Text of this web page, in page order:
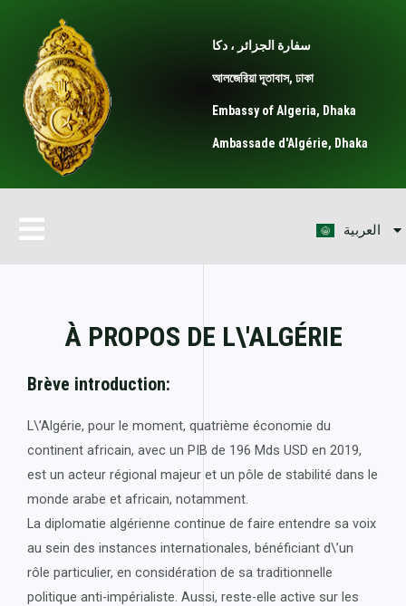
content
سفارة الجزائر ، دكا
আলজেরিয়া দূতাবাস, ঢাকা
Embassy of Algeria, Dhaka
Ambassade d'Algérie, Dhaka
Menu
العربية
English
À PROPOS DE L\'ALGÉRIE
Brève introduction:
L\’Algérie, pour le moment, quatrième économie du
continent africain, avec un PIB de 196 Mds USD en 2019,
est un acteur régional majeur et un pôle de stabilité dans le
monde arabe et africain, notamment.
La diplomatie algérienne continue de faire entendre sa voix
au sein des instances internationales, bénéficiant d\’un
rôle particulier, en considération de sa traditionnelle
politique anti-impérialiste. Aussi, reste-elle active sur les